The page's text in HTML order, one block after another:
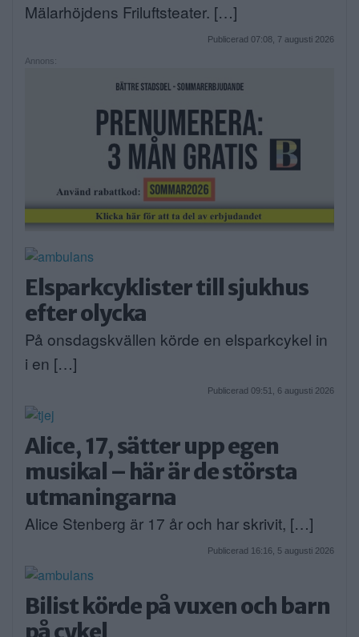
Mälarhöjdens Friluftsteater. […]
Publicerad 07:08, 7 augusti 2026
Annons:
Elsparkcyklister till sjukhus
efter olycka
På onsdagskvällen körde en elsparkcykel in
i en […]
Publicerad 09:51, 6 augusti 2026
Alice, 17, sätter upp egen
musikal – här är de största
utmaningarna
Alice Stenberg är 17 år och har skrivit, […]
Publicerad 16:16, 5 augusti 2026
Bilist körde på vuxen och barn